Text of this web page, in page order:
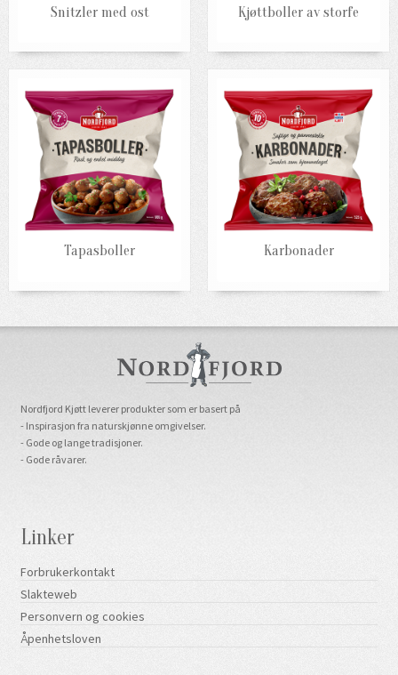
Snitzler med ost Kjøttboller av storfe
Tapasboller Karbonader
Nordfjord Kjøtt leverer produkter som er basert på
- Inspirasjon fra naturskjønne omgivelser.
- Gode og lange tradisjoner.
- Gode råvarer.
Linker
Forbrukerkontakt
Slakteweb
Personvern og cookies
Åpenhetsloven